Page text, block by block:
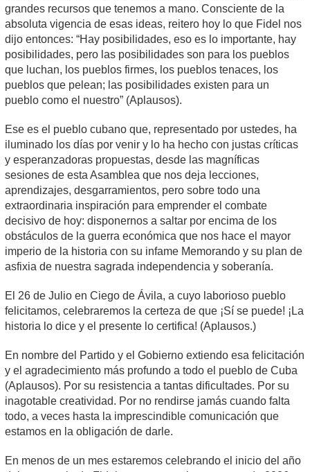
grandes recursos que tenemos a mano. Consciente de la
absoluta vigencia de esas ideas, reitero hoy lo que Fidel nos
dijo entonces: “Hay posibilidades, eso es lo importante, hay
posibilidades, pero las posibilidades son para los pueblos
que luchan, los pueblos firmes, los pueblos tenaces, los
pueblos que pelean; las posibilidades existen para un
pueblo como el nuestro” (Aplausos).
Ese es el pueblo cubano que, representado por ustedes, ha
iluminado los días por venir y lo ha hecho con justas críticas
y esperanzadoras propuestas, desde las magníficas
sesiones de esta Asamblea que nos deja lecciones,
aprendizajes, desgarramientos, pero sobre todo una
extraordinaria inspiración para emprender el combate
decisivo de hoy: disponernos a saltar por encima de los
obstáculos de la guerra económica que nos hace el mayor
imperio de la historia con su infame Memorando y su plan de
asfixia de nuestra sagrada independencia y soberanía.
El 26 de Julio en Ciego de Ávila, a cuyo laborioso pueblo
felicitamos, celebraremos la certeza de que ¡Sí se puede! ¡La
historia lo dice y el presente lo certifica! (Aplausos.)
En nombre del Partido y el Gobierno extiendo esa felicitación
y el agradecimiento más profundo a todo el pueblo de Cuba
(Aplausos). Por su resistencia a tantas dificultades. Por su
inagotable creatividad. Por no rendirse jamás cuando falta
todo, a veces hasta la imprescindible comunicación que
estamos en la obligación de darle.
En menos de un mes estaremos celebrando el inicio del año